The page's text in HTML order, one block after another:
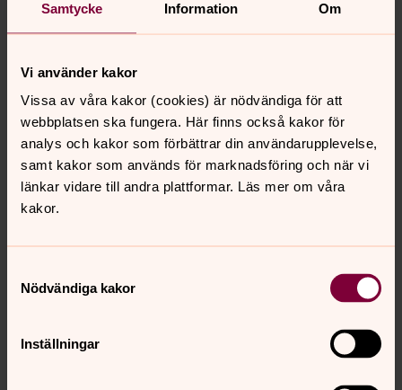
Samtycke Information Om
Vi använder kakor
Vissa av våra kakor (cookies) är nödvändiga för att
webbplatsen ska fungera. Här finns också kakor för
analys och kakor som förbättrar din användarupplevelse,
samt kakor som används för marknadsföring och när vi
länkar vidare till andra plattformar. Läs mer om våra
kakor.
Nödvändiga kakor
Inställningar
Jonas Persson
Direkt:046-71 87 45